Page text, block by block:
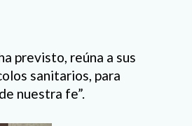
previsto, reúna a sus
sanitarios, para
nuestra fe”.